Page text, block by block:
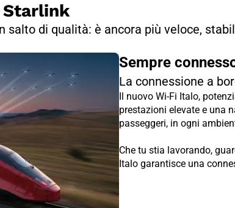
salto di qualità: è ancora più veloce,
Sempre
La connessione a
Il nuovo Wi-Fi Italo,
prestazioni elevate e una
passeggeri, in ogni
Che tu stia lavorando,
Italo garantisce una